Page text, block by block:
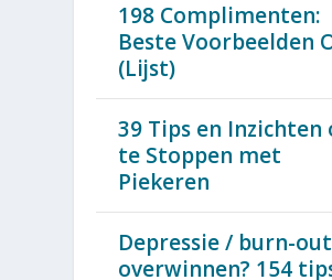
198 Complimenten:
Beste Voorbeelden
(Lijst)
39 Tips en Inzichten
te Stoppen met
Piekeren
Depressie / burn-out
overwinnen? 154